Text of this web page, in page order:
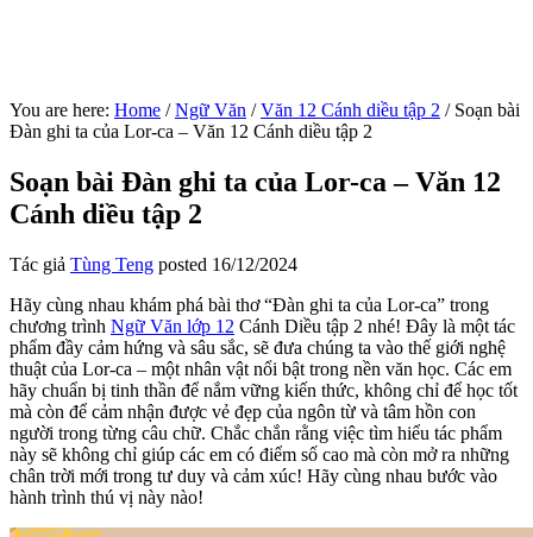
You are here: Home / Ngữ Văn / Văn 12 Cánh diều tập 2 /Soạn bài
Đàn ghi ta của Lor-ca – Văn 12 Cánh diều tập 2
Soạn bài Đàn ghi ta của Lor-ca – Văn 12
Cánh diều tập 2
Tác giả Tùng Teng posted 16/12/2024
Hãy cùng nhau khám phá bài thơ “Đàn ghi ta của Lor-ca” trong
chương trình Ngữ Văn lớp 12 Cánh Diều tập 2 nhé! Đây là một tác
phẩm đầy cảm hứng và sâu sắc, sẽ đưa chúng ta vào thế giới nghệ
thuật của Lor-ca – một nhân vật nổi bật trong nền văn học. Các em
hãy chuẩn bị tinh thần để nắm vững kiến thức, không chỉ để học tốt
mà còn để cảm nhận được vẻ đẹp của ngôn từ và tâm hồn con
người trong từng câu chữ. Chắc chắn rằng việc tìm hiểu tác phẩm
này sẽ không chỉ giúp các em có điểm số cao mà còn mở ra những
chân trời mới trong tư duy và cảm xúc! Hãy cùng nhau bước vào
hành trình thú vị này nào!